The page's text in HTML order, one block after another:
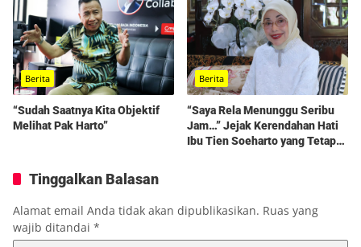
Berita
“Sudah Saatnya Kita Objektif
Melihat Pak Harto”
Berita
“Saya Rela Menunggu Seribu
Jam…” Jejak Kerendahan Hati
Ibu Tien Soeharto yang Tetap
Tinggalkan Balasan
Alamat email Anda tidak akan dipublikasikan. Ruas yang
wajib ditandai *